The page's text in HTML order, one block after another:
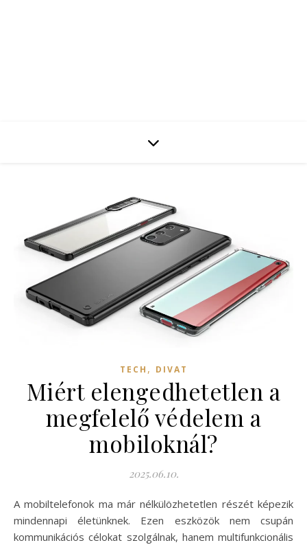
TECH , DIVAT
Miért elengedhetetlen a
megfelelő védelem a
mobiloknál?
2025.06.10.
A mobiltelefonok ma már nélkülözhetetlen részét képezik
mindennapi életünknek. Ezen eszközök nem csupán
kommunikációs célokat szolgálnak, hanem multifunkcionális